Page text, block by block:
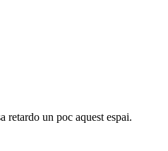
retardo un poc aquest espai.